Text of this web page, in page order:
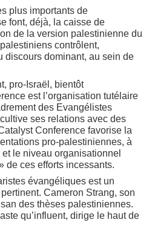
plus importants de
font, déjà, la caisse de
de la version palestinienne du
contrôlent,
discours dominant, au sein de
pro-Israël, bientôt
est l’organisation tutélaire
des Evangélistes
ses relations avec des
Conference favorise la
pro-palestiniennes, à
le niveau organisationnel
de ces efforts incessants.
évangéliques est un
Cameron Strang, son
des thèses palestiniennes.
qu’influent, dirige le haut de